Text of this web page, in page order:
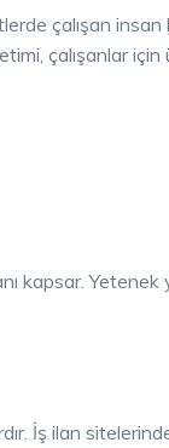
çalışan
çalışanlar
kapsar. Yetenek
İş ilan